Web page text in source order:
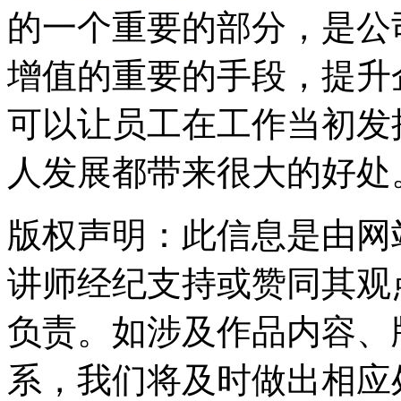
的一个重要的部分，是
增值的重要的手段，提
可以让员工在工作当初
人发展都带来很大的好处
版权声明：此信息是由
讲师经纪支持或赞同其
负责。如涉及作品内容
系，我们将及时做出相